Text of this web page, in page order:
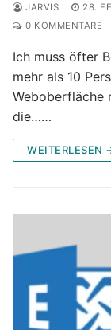
JARVIS 28.
0 KOMMENTARE
Ich muss öfter
mehr als 10
Weboberfläche
die……
WEITERLESEN